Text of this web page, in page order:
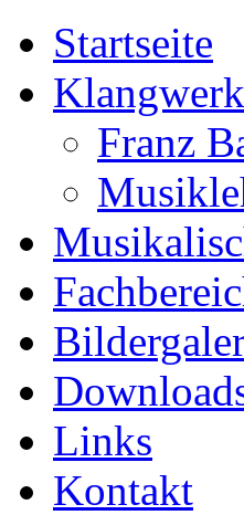
Startseite
Franz
Links
Kontakt